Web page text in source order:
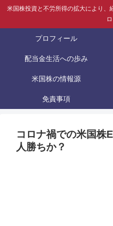
米国株投資と不労所得の拡大により、
プロフィール
配当金生活への歩み
米国株の情報源
免責事項
コロナ禍での米国株
人勝ちか？